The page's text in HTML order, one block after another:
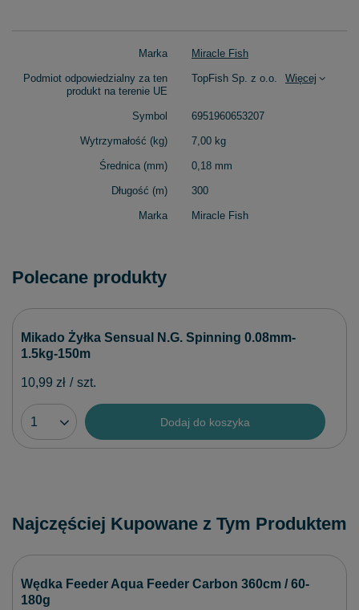
Marka Miracle Fish
Podmiot odpowiedzialny za ten
produkt na terenie UE
TopFish Sp. z o.o. Więcej
Symbol 6951960653207
Wytrzymałość (kg) 7,00 kg
Średnica (mm) 0,18 mm
Długość (m) 300
Marka Miracle Fish
Polecane produkty
Mikado Żyłka Sensual N.G. Spinning 0.08mm-
1.5kg-150m
10,99 zł / szt.
Dodaj do koszyka
Najczęściej Kupowane z Tym Produktem
Wędka Feeder Aqua Feeder Carbon 360cm / 60-
180g